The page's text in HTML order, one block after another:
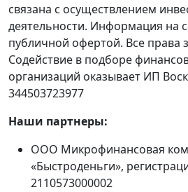
связана с осуществлением
деятельности. Информация на
публичной офертой. Все
Содействие в подборе
организаций оказывает ИП
344503723977
Наши партнеры:
ООО Микрофинансовая
«Быстроденьги»,
2110573000002